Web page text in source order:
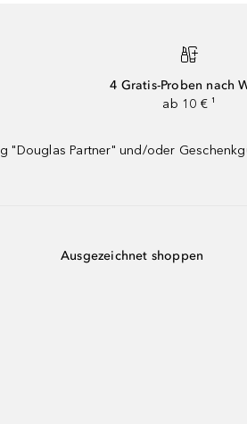
4 Gratis-Proben nach
ab 10 € ¹
Partner" und/oder
Ausgezeichnet shoppen